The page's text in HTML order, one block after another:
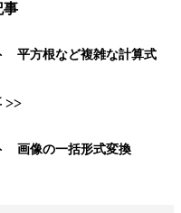
事
平方根など複雑な計算式
>>
画像の一括形式変換